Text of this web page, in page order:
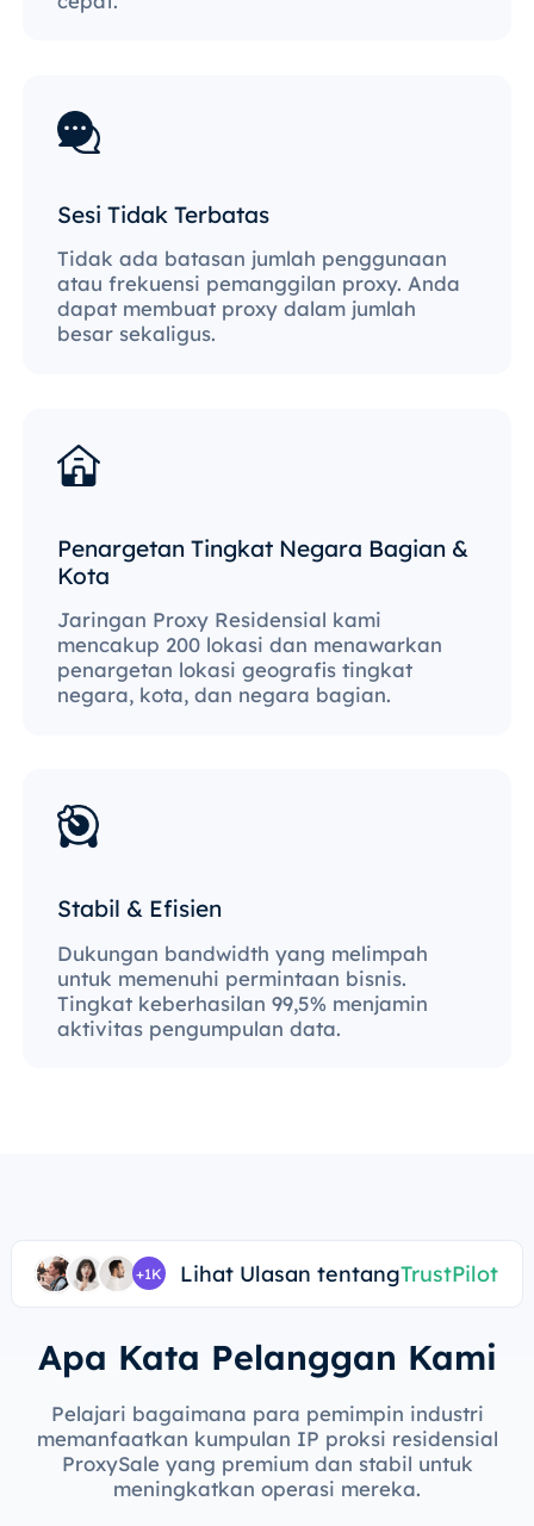
Sesi Tidak Terbatas
Tidak ada batasan jumlah penggunaan
atau frekuensi pemanggilan proxy. Anda
dapat membuat proxy dalam jumlah
besar sekaligus.
Penargetan Tingkat Negara Bagian &
Kota
Jaringan Proxy Residensial kami
mencakup 200 lokasi dan menawarkan
penargetan lokasi geografis tingkat
negara, kota, dan negara bagian.
Stabil & Efisien
Dukungan bandwidth yang melimpah
untuk memenuhi permintaan bisnis.
Tingkat keberhasilan 99,5% menjamin
aktivitas pengumpulan data.
+1K Lihat Ulasan tentangTrustPilot
Apa Kata Pelanggan Kami
Pelajari bagaimana para pemimpin industri
memanfaatkan kumpulan IP proksi residensial
ProxySale yang premium dan stabil untuk
meningkatkan operasi mereka.